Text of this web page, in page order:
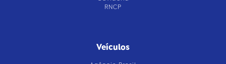
RNCP
Veículos